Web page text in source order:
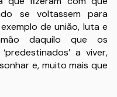
se voltassem para
de união, luta e
daquilo que os
a viver,
e, muito mais que